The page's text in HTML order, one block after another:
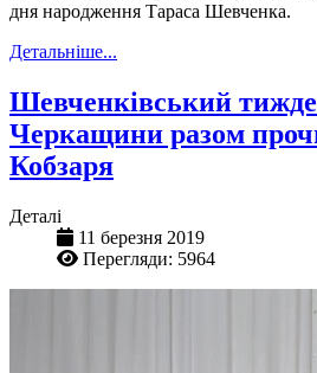
дня народження Тараса Шевченка.
Детальніше...
Шевченківський
Черкащини разом
Кобзаря
Деталі
11 березня 2019
Перегляди: 5964